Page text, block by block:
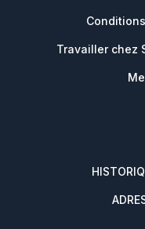
Travailler chez